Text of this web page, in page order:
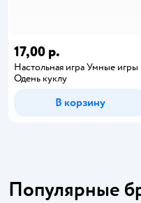
17,00 р.
Настольная игра Умные игры
Одень куклу
В корзину
Популярные